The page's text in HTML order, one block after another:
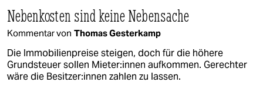
Nebenkosten sind keine Nebensache
Kommentar von Thomas Gesterkamp
Die Immobilienpreise steigen, doch für die höhere
Grundsteuer sollen Mie­te­r:in­nen aufkommen. Gerechter
wäre die Be­sit­ze­r:in­nen zahlen zu lassen.